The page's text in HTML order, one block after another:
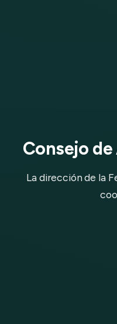
Consejo
La dirección de la